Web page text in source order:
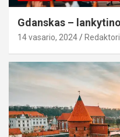
Gdanskas –
14 vasario, 2024